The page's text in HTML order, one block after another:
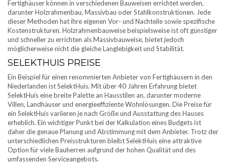
Fertighäuser können in verschiedenen Bauweisen errichtet werden,
darunter Holzrahmenbau, Massivbau oder Stahlkonstruktionen. Jede
dieser Methoden hat ihre eigenen Vor- und Nachteile sowie spezifische
Kostenstrukturen. Holzrahmenbauweise beispielsweise ist oft günstiger
und schneller zu errichten als Massivbauweise, bietet jedoch
möglicherweise nicht die gleiche Langlebigkeit und Stabilität.
SELEKTHUIS PREISE
Ein Beispiel für einen renommierten Anbieter von Fertighäusern in den
Niederlanden ist SelektHuis. Mit über 40 Jahren Erfahrung bietet
SelektHuis eine breite Palette an Hausstilen an, darunter moderne
Villen, Landhäuser und energieeffiziente Wohnlösungen. Die Preise für
ein SelektHuis variieren je nach Größe und Ausstattung des Hauses
erheblich. Ein wichtiger Punkt bei der Kalkulation eines Budgets ist
daher die genaue Planung und Abstimmung mit dem Anbieter. Trotz der
unterschiedlichen Preisstrukturen bleibt SelektHuis eine attraktive
Option für viele Bauherren aufgrund der hohen Qualität und des
umfassenden Serviceangebots.